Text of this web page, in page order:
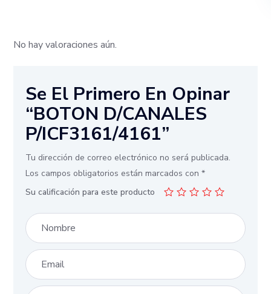
No hay valoraciones aún.
Se El Primero En Opinar
“BOTON D/CANALES
P/ICF3161/4161”
Tu dirección de correo electrónico no será publicada.
Los campos obligatorios están marcados con*
Su calificación para este producto